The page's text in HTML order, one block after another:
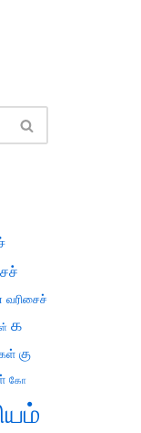
வரிசைச்
க
கு
கோ